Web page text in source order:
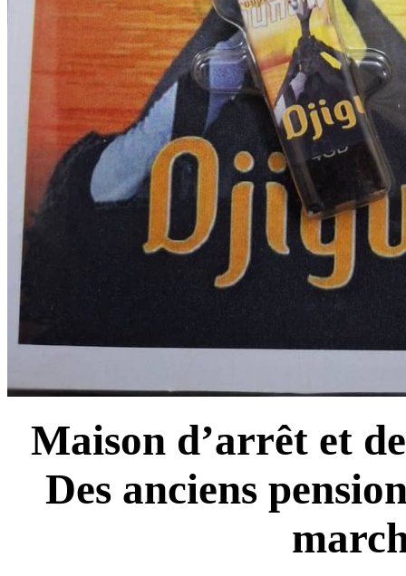
Maison d’arrêt et
Des anciens